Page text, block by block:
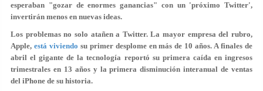
esperaban "gozar de enormes ganancias" con un 'próximo Twitter',
invertirán menos en nuevas ideas.
Los problemas no solo atañen a Twitter. La mayor empresa del rubro,
Apple, está viviendo su primer desplome en más de 10 años. A finales de
abril el gigante de la tecnología reportó su primera caída en ingresos
trimestrales en 13 años y la primera disminución interanual de ventas
del iPhone de su historia.